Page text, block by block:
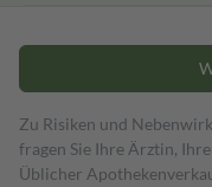
Zu Risiken und
fragen Sie Ihre Ärztin,
Üblicher